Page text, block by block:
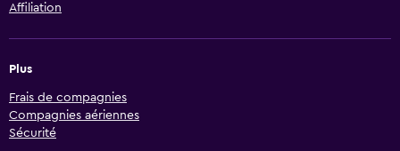
Affiliation
Plus
Frais de compagnies
Compagnies aériennes
Sécurité